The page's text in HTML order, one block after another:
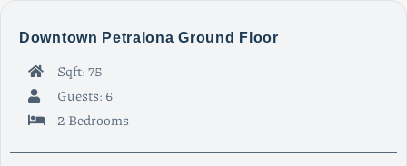
Downtown Petralona Ground Floor
Sqft: 75
Guests: 6
2 Bedrooms